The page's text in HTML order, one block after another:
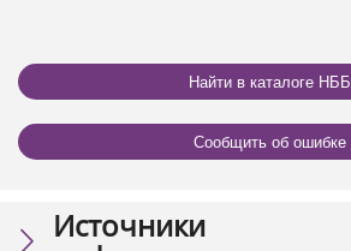
Найти в каталоге НББ
Сообщить об ошибке
Источники